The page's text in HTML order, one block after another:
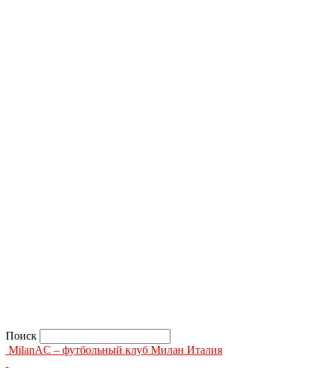
Поиск
MilanAC – футбольный клуб Милан Италия